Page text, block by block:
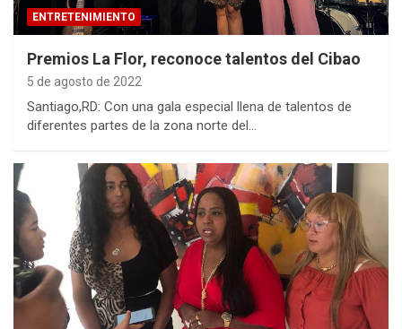
ENTRETENIMIENTO
Premios La Flor, reconoce talentos del Cibao
5 de agosto de 2022
Santiago,RD: Con una gala especial llena de talentos de
diferentes partes de la zona norte del…